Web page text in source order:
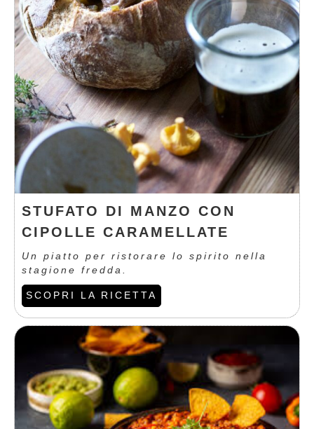
STUFATO DI MANZO CON
CIPOLLE CARAMELLATE
Un piatto per ristorare lo spirito nella
stagione fredda.
SCOPRI LA RICETTA